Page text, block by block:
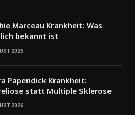
Marceau Krankheit: Was
bekannt ist
2026
Papendick Krankheit:
statt Multiple Sklerose
2026